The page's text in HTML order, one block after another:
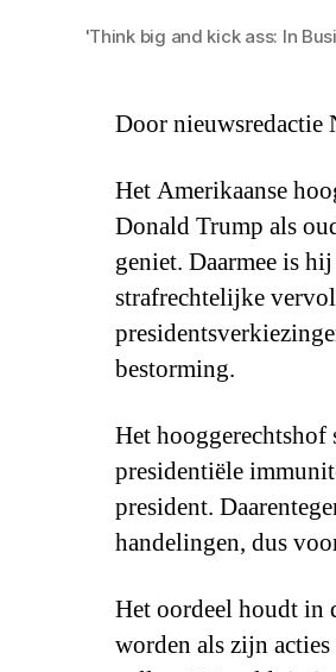
'Think big and kick ass: In
Door nieuwsredactie
Het Amerikaanse
Donald Trump als
geniet. Daarmee is
strafrechtelijke
bestorming.
Het
presidentiële
president.
handelingen, dus
Het oordeel houdt in
worden als zijn